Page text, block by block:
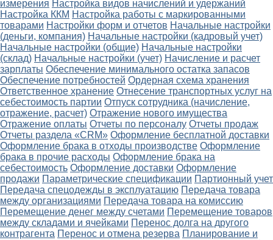
измерения Настройка видов начислений и удержаний
Настройка ККМ Настройка работы с маркированными
товарами Настройки форм и отчетов Начальные настройки
(деньги, компания) Начальные настройки (кадровый учет)
Начальные настройки (общие) Начальные настройки
(склад) Начальные настройки (учет) Начисление и расчет
зарплаты Обеспечение минимального остатка запасов
Обеспечение потребностей Ордерная схема хранения
Ответственное хранение Отнесение транспортных услуг на
себестоимость партии Отпуск сотрудника (начисление,
отражение, расчет) Отражение нового имущества
Отражение оплаты Отчеты по персоналу Отчеты продаж
Отчеты раздела «CRM» Оформление бесплатной доставки
Оформление брака в отходы производстве Оформление
брака в прочие расходы Оформление брака на
себестоимость Оформление доставки Оформление
продажи Параметрические спецификации Партионный учет
Передача спецодежды в эксплуатацию Передача товара
между организациями Передача товара на комиссию
Перемещение денег между счетами Перемещение товаров
между складами и ячейками Перенос долга на другого
контрагента Перенос и отмена резерва Планирование и